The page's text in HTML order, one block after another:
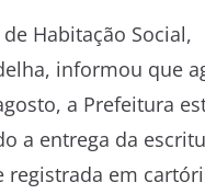
Habitação Social,
informou que
a Prefeitura
a entrega da
registrada em